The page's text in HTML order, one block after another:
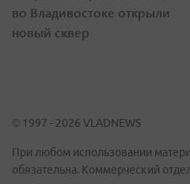
во Владивостоке открыли
новый сквер
© 1997 - 2026 VLADNEWS
При любом использовании
обязательна. Коммерческий